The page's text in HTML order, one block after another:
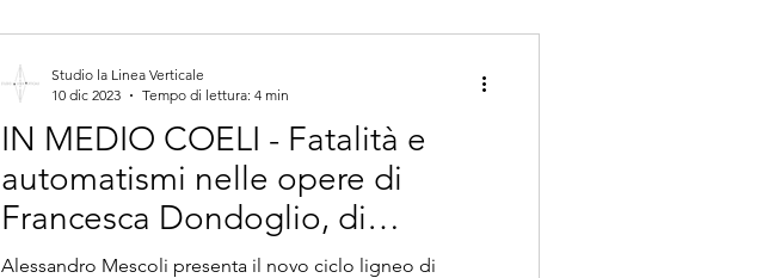
IN MEDIO COELI - Fatalità e
automatismi nelle opere di
Francesca Dondoglio, di
Alessandro Mescoli.
Alessandro Mescoli presenta il novo ciclo ligneo di
Studio la Linea Verticale
10 dic 2023
Tempo di lettura: 4 min